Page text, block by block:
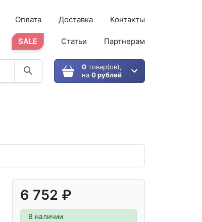
Оплата Доставка Контакты
SALE Статьи Партнерам
0товар(ов),
на 0 рублей
6 752 ₽
В наличии